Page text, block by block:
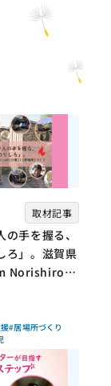
取材記事
手を握る、
ろ」。滋賀県
Norishiroの
#居場所づくり